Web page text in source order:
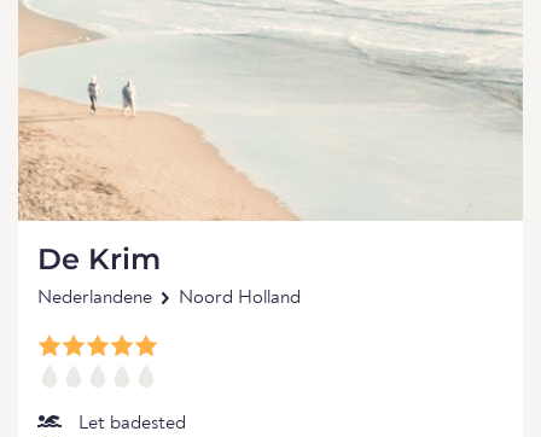
De Krim
Nederlandene Noord Holland
Let badested